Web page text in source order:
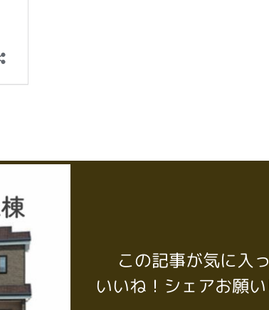
この記事が気に入
いいね！シェアお願